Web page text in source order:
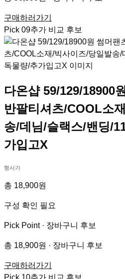
구매하러가기
Pick 09추가 비교 후보
다온샵 59/129/18900
반팔티셔츠/COOL소
송/데님/슬랙스/밴딩/
가입고X
행사가
총 18,900원
구성 확인 필요
Pick Point · 장바구니 후보
총 18,900원 · 장바구니 후보
구매하러가기